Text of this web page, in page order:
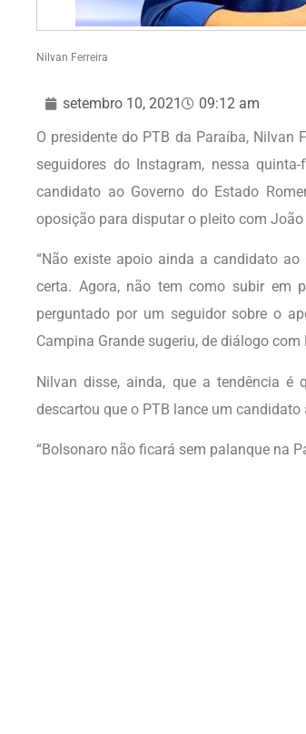
Nilvan Ferreira
setembro 10, 2021
09:12 am
O presidente do PTB da Paraíba, Nilvan
seguidores do Instagram, nessa
candidato ao Governo do Estado
oposição para disputar o pleito com
“Não existe apoio ainda a candidato
certa. Agora, não tem como subir em
perguntado por um seguidor sobre o
Campina Grande sugeriu, de diálogo com
Nilvan disse, ainda, que a tendência é
descartou que o PTB lance um candidato
“Bolsonaro não ficará sem palanque na